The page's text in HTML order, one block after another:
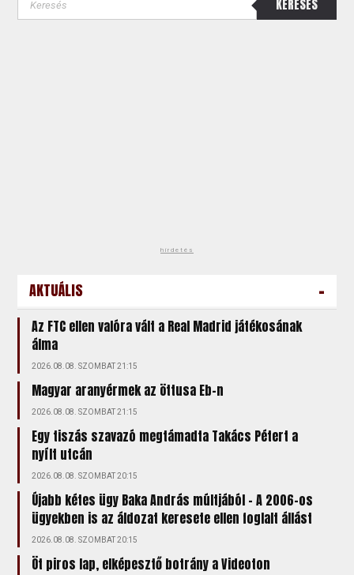
KERESÉS
hirdetés
AKTUÁLIS -
Az FTC ellen valóra vált a Real Madrid játékosának
álma
2026.08.08. SZOMBAT 21:15
Magyar aranyérmek az öttusa Eb-n
2026.08.08. SZOMBAT 21:15
Egy tiszás szavazó megtámadta Takács Pétert a
nyílt utcán
2026.08.08. SZOMBAT 20:15
Újabb kétes ügy Baka András múltjából – A 2006-os
ügyekben is az áldozat keresete ellen foglalt állást
2026.08.08. SZOMBAT 20:15
Öt piros lap, elképesztő botrány a Videoton